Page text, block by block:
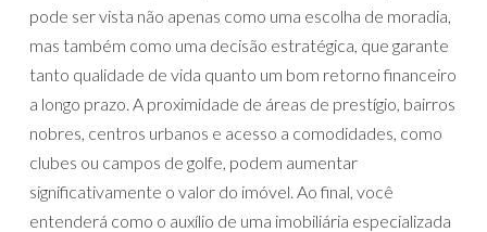
pode ser vista não apenas como uma escolha de moradia,
mas também como uma decisão estratégica, que garante
tanto qualidade de vida quanto um bom retorno financeiro
a longo prazo. A proximidade de áreas de prestígio, bairros
nobres, centros urbanos e acesso a comodidades, como
clubes ou campos de golfe, podem aumentar
significativamente o valor do imóvel. Ao final, você
entenderá como o auxílio de uma imobiliária especializada